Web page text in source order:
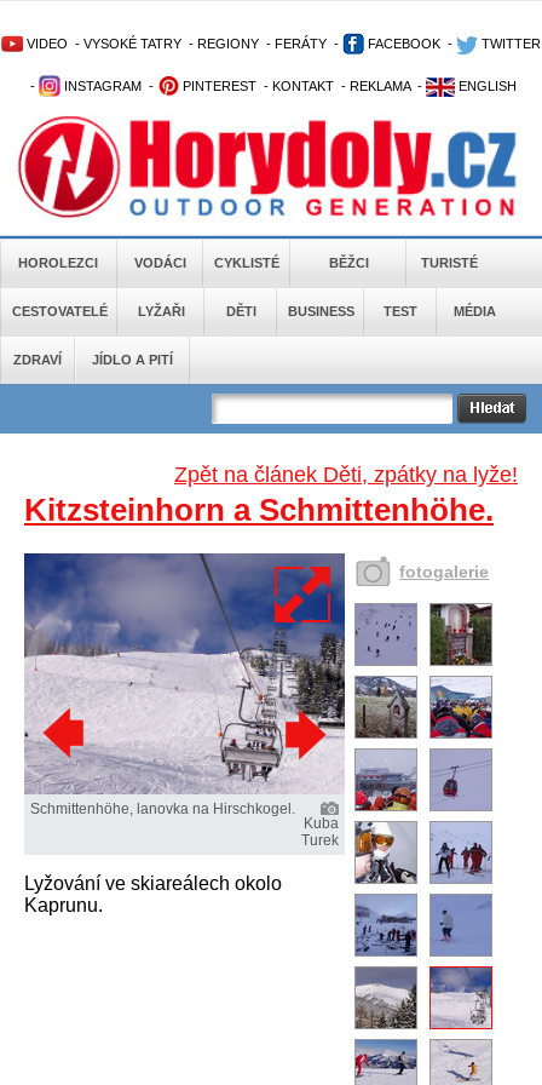
VIDEO - VYSOKÉ TATRY - REGIONY - FERÁTY - FACEBOOK - TWITTER
- INSTAGRAM - PINTEREST - KONTAKT - REKLAMA - ENGLISH
HOROLEZCI VODÁCI CYKLISTÉ BĚŽCI TURISTÉ
CESTOVATELÉ LYŽAŘI DĚTI BUSINESS TEST MÉDIA
ZDRAVÍ JÍDLO A PITÍ
Zpět na článek Děti, zpátky na lyže!
Kitzsteinhorn a Schmittenhöhe.
Schmittenhöhe, lanovka na Hirschkogel.
Kuba
Turek
Lyžování ve skiareálech okolo
Kaprunu.
fotogalerie